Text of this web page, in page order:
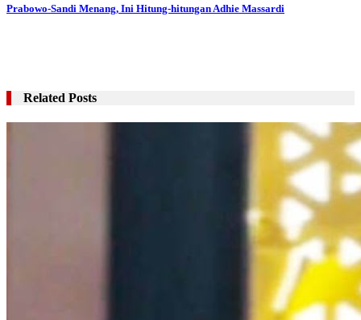
Prabowo-Sandi Menang, Ini Hitung-hitungan Adhie Massardi
Related Posts